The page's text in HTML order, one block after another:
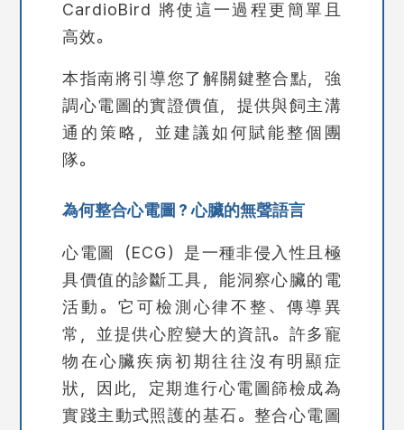
CardioBird 將使這一過程更簡單且
高效。
本指南將引導您了解關鍵整合點，強
調心電圖的實證價值，提供與飼主溝
通的策略，並建議如何賦能整個團
隊。
為何整合心電圖？心臟的無聲語言
心電圖（ECG）是一種非侵入性且極
具價值的診斷工具，能洞察心臟的電
活動。它可檢測心律不整、傳導異
常，並提供心腔變大的資訊。許多寵
物在心臟疾病初期往往沒有明顯症
狀，因此，定期進行心電圖篩檢成為
實踐主動式照護的基石。整合心電圖